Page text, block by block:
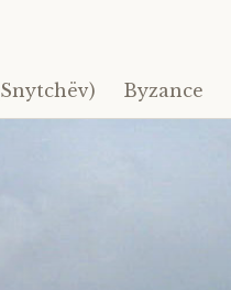
Byzance